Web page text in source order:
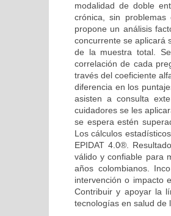
modalidad de doble
crónica, sin
propone un análisis
concurrente se aplicará
de la muestra total.
correlación de cada
través del coeficiente
diferencia en los
asisten a consulta
cuidadores se les
se espera estén
Los cálculos
EPIDAT 4.0®.
válido y confiable para
años colombianos.
intervención o impacto
Contribuir y apoyar la
tecnologías en salud de